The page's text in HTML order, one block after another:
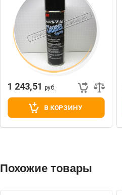
1 243,51 руб.
В КОРЗИНУ
Похожие товары